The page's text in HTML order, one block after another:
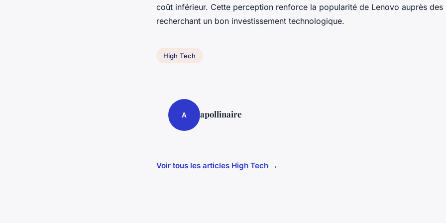
coût inférieur. Cette perception renforce la popularité de Lenovo auprès des
recherchant un bon investissement technologique.
High Tech
A apollinaire
Voir tous les articles High Tech →